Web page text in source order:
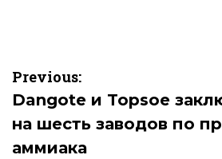
Навигация
по
записям
Previous:
Dangote и Topsoe
на шесть заводов по
аммиака